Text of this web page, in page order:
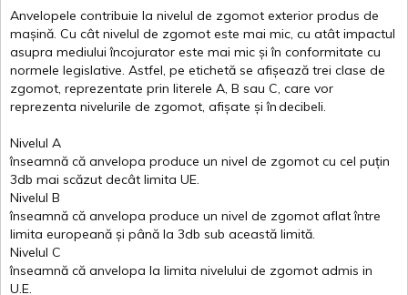
Anvelopele contribuie la nivelul de zgomot exterior produs de
mașină. Cu cât nivelul de zgomot este mai mic, cu atât impactul
asupra mediului încojurator este mai mic și în conformitate cu
normele legislative. Astfel, pe etichetă se afișează trei clase de
zgomot, reprezentate prin literele A, B sau C, care vor
reprezenta nivelurile de zgomot, afișate și îndecibeli.
Nivelul A
înseamnă că anvelopa produce un nivel de zgomot cu cel puțin
3db mai scăzut decât limita UE.
Nivelul B
înseamnă că anvelopa produce un nivel de zgomot aflat între
limita europeană și până la 3db sub această limită.
Nivelul C
înseamnă că anvelopa la limita nivelului de zgomot admis in
U.E.